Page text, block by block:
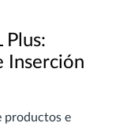
Plus:
Inserción
productos e